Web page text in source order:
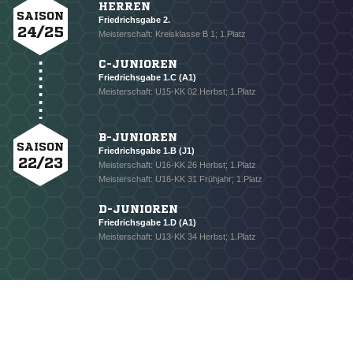
SAISON
24/25
HERREN
Friedrichsgabe 2.
Meisterschaft: Kreisklasse B 1; 1.Platz
C-JUNIOREN
Friedrichsgabe 1.C (A1)
Meisterschaft: U15-KK 02 Herbst; 1.Platz
SAISON
22/23
B-JUNIOREN
Friedrichsgabe 1.B (J1)
Meisterschaft: U16-KK 26 Herbst; 1.Platz
Meisterschaft: U16-KK 31 Frühjahr; 1.Platz
D-JUNIOREN
Friedrichsgabe 1.D (A1)
Meisterschaft: U13-KK 34 Herbst; 1.Platz